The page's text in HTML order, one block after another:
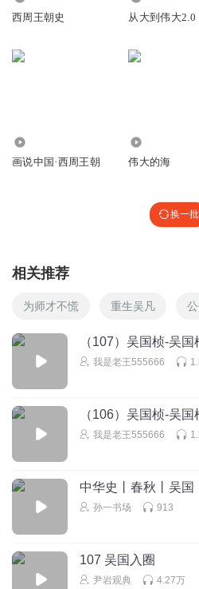
西周王朝史 从大到伟大2.0
画说中国·西周王朝 伟大的海
换一批
相关推荐
为师才不慌 重生吴凡
（107）吴国桢-吴国
我是老王555666
（106）吴国桢-吴国
我是老王555666
中华史丨春秋丨吴国
孙一书场 913
107 吴国入圈
尹岩观典 4.27万